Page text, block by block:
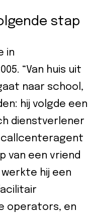
stap
in
“Van huis uit
naar school,
hij volgde een
dienstverlener
callcenteragent
van een vriend
hij een
operators, en